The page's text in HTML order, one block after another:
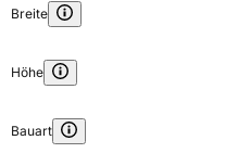
Breite
Höhe
Bauart